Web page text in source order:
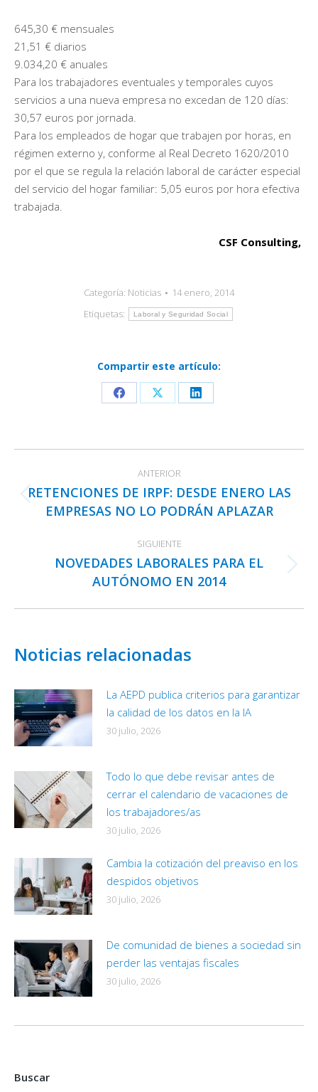
645,30 € mensuales
21,51 € diarios
9.034,20 € anuales
Para los trabajadores eventuales y temporales cuyos
servicios a una nueva empresa no excedan de 120 días:
30,57 euros por jornada.
Para los empleados de hogar que trabajen por horas, en
régimen externo y, conforme al Real Decreto 1620/2010
por el que se regula la relación laboral de carácter especial
del servicio del hogar familiar: 5,05 euros por hora efectiva
trabajada.
CSF Consulting,
Categoría: Noticias
14 enero, 2014
Etiquetas:
Laboral y Seguridad Social
Compartir este artículo:
Share
Facebook
Share
X
Share
LinkedIn
entre
publicaciones
ANTERIOR
Publicación
anterior:
RETENCIONES DE IRPF: DESDE ENERO LAS
EMPRESAS NO LO PODRÁN APLAZAR
SIGUIENTE
Publicación
siguiente:
NOVEDADES LABORALES PARA EL
AUTÓNOMO EN 2014
Noticias relacionadas
La AEPD publica criterios para garantizar
la calidad de los datos en la IA
30 julio, 2026
Todo lo que debe revisar antes de
cerrar el calendario de vacaciones de
los trabajadores/as
30 julio, 2026
Cambia la cotización del preaviso en los
despidos objetivos
30 julio, 2026
De comunidad de bienes a sociedad sin
perder las ventajas fiscales
30 julio, 2026
Buscar